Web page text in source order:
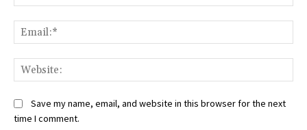
Save my name, email, and website in this browser for the next
time I comment.